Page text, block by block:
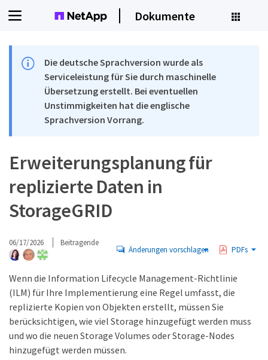
Dokumente
Die deutsche Sprachversion wurde als
Serviceleistung für Sie durch maschinelle
Übersetzung erstellt. Bei eventuellen
Unstimmigkeiten hat die englische
Sprachversion Vorrang.
Erweiterungsplanung für
replizierte Daten in
StorageGRID
06/17/2026 Beitragende
Änderungen vorschlagen PDFs
Wenn die Information Lifecycle Management-Richtlinie
(ILM) für Ihre Implementierung eine Regel umfasst, die
replizierte Kopien von Objekten erstellt, müssen Sie
berücksichtigen, wie viel Storage hinzugefügt werden muss
und wo die neuen Storage Volumes oder Storage-Nodes
hinzugefügt werden müssen.